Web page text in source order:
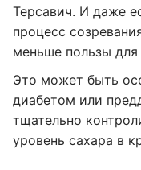
Терсавич. И даже
процесс
меньше пользы для
Это может быть
диабетом или
тщательно
уровень сахара в